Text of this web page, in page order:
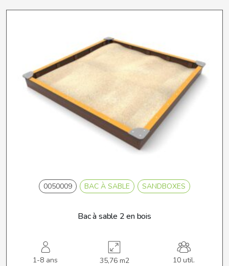
0050009 BAC À SABLE SANDBOXES
Bac à sable 2 en bois
1-8 ans 35,76 m2 10 util.